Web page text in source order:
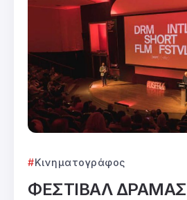
Κινηματογράφος
ΦΕΣΤΙΒΑΛ